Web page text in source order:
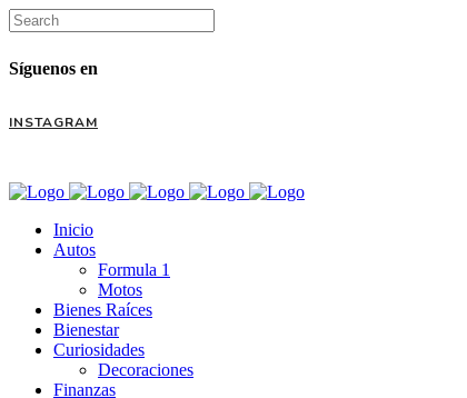
Síguenos en
INSTAGRAM
Inicio
Autos
Formula 1
Motos
Bienes Raíces
Bienestar
Curiosidades
Decoraciones
Finanzas